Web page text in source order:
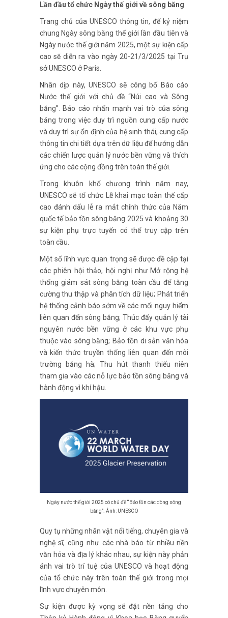
Lần đầu tổ chức Ngày thế giới về sông băng
Trang chủ của UNESCO thông tin, để kỷ niệm
chung Ngày sông băng thế giới lần đầu tiên và
Ngày nước thế giới năm 2025, một sự kiện cấp
cao sẽ diễn ra vào ngày 20-21/3/2025 tại Trụ
sở UNESCO ở Paris.
Nhân dịp này, UNESCO sẽ công bố Báo cáo
Nước thế giới với chủ đề “Núi cao và Sông
băng”. Báo cáo nhấn mạnh vai trò của sông
băng trong việc duy trì nguồn cung cấp nước
và duy trì sự ổn định của hệ sinh thái, cung cấp
thông tin chi tiết dựa trên dữ liệu để hướng dẫn
các chiến lược quản lý nước bền vững và thích
ứng cho các cộng đồng trên toàn thế giới.
Trong khuôn khổ chương trình năm nay,
UNESCO sẽ tổ chức Lễ khai mạc toàn thể cấp
cao đánh dấu lễ ra mắt chính thức của Năm
quốc tế bảo tồn sông băng 2025 và khoảng 30
sự kiện phụ trực tuyến có thể truy cập trên
toàn cầu.
Một số lĩnh vực quan trọng sẽ được đề cập tại
các phiên hội thảo, hội nghị như Mở rộng hệ
thống giám sát sông băng toàn cầu để tăng
cường thu thập và phân tích dữ liệu; Phát triển
hệ thống cảnh báo sớm về các mối nguy hiểm
liên quan đến sông băng; Thúc đẩy quản lý tài
nguyên nước bền vững ở các khu vực phụ
thuộc vào sông băng; Bảo tồn di sản văn hóa
và kiến thức truyền thống liên quan đến môi
trường băng hà; Thu hút thanh thiếu niên
tham gia vào các nỗ lực bảo tồn sông băng và
hành động vì khí hậu.
Ngày nước thế giới 2025 có chủ đề “Bảo tồn các dòng sông
băng”. Ảnh: UNESCO
Quy tụ những nhân vật nổi tiếng, chuyên gia và
nghệ sĩ, cũng như các nhà báo từ nhiều nền
văn hóa và địa lý khác nhau, sự kiện này phản
ánh vai trò trí tuệ của UNESCO và hoạt động
của tổ chức này trên toàn thế giới trong mọi
lĩnh vực chuyên môn.
Sự kiện được kỳ vọng sẽ đặt nền tảng cho